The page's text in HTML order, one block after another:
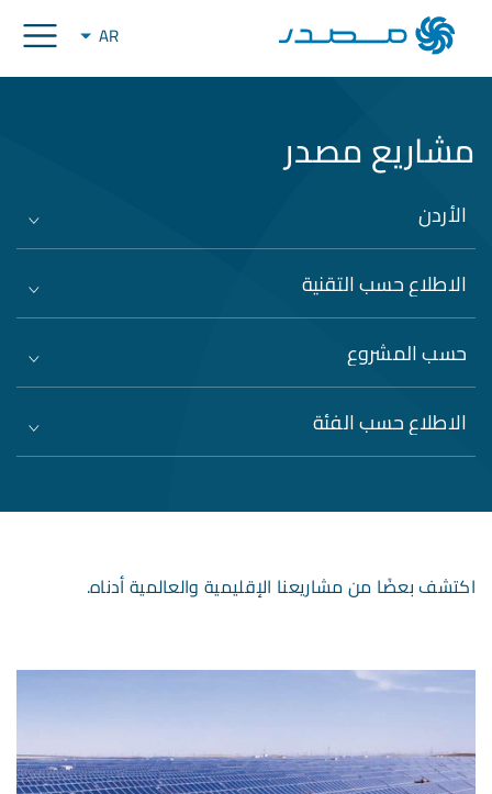
AR
مشاريع مصدر
الأردن
الاطلاع حسب التقنية
حسب المشروع
الاطلاع حسب الفئة
اكتشف بعضًا من مشاريعنا الإقليمية والعالمية أدناه.